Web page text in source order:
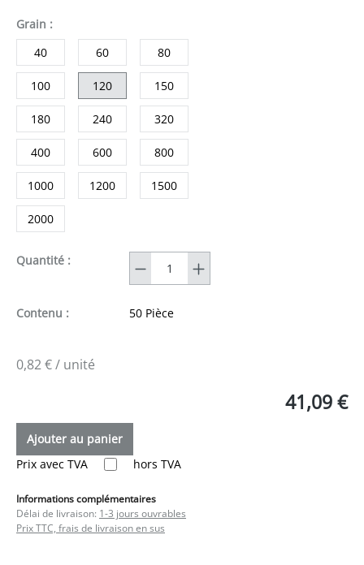
Grain sélectionner
:
40
60 80
100 120 150
180 240 320
400 600 800
1000 1200 1500
2000
Quantité :
Contenu : 50 Pièce
0,82 € / unité
41,09 €
Ajouter au panier
Prix avec TVA
hors TVA
Informations complémentaires
Délai de livraison: 1-3 jours ouvrables
Prix TTC, frais de livraison en sus